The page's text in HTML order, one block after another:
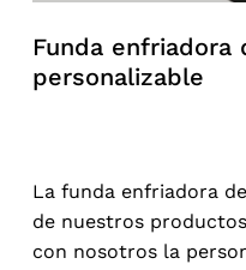
Funda
personalizable
La funda enfriadora
de nuestros
con nosotros la